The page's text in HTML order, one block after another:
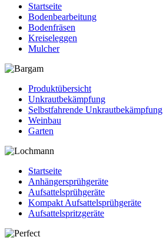
Startseite
Bodenbearbeitung
Bodenfräsen
Kreiseleggen
Mulcher
Produktübersicht
Unkrautbekämpfung
Selbstfahrende Unkrautbekämpfung
Weinbau
Garten
Startseite
Anhängersprühgeräte
Aufsattelsprühgeräte
Kompakt Aufsattelsprühgeräte
Aufsattelspritzgeräte